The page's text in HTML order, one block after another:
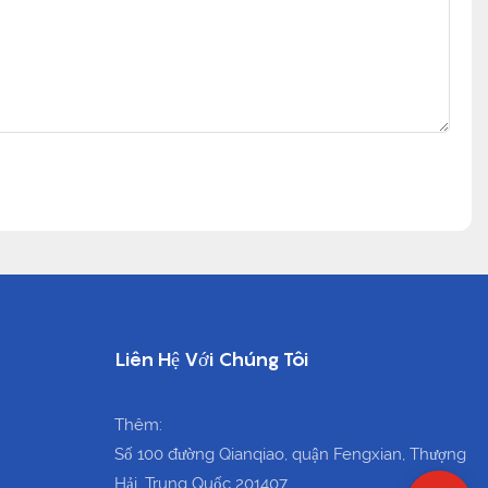
Liên Hệ Với Chúng Tôi
Thêm:
Số 100 đường Qianqiao, quận Fengxian, Thượng
Hải, Trung Quốc 201407